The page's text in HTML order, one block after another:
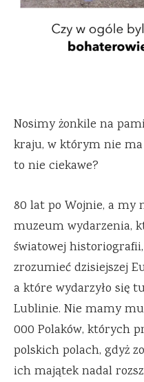
Nosimy żonkile na
kraju, w którym nie
to nie ciekawe?
80 lat po Wojnie, a my
muzeum wydarzenia,
światowej
zrozumieć dzisiejszej
a które wydarzyło się
Lublinie. Nie mamy
000 Polaków, których
polskich polach, gdyż
ich majątek nadal